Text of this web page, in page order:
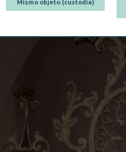
Mismo objeto (custodia)